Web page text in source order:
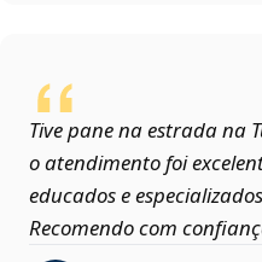
Tive pane na estrada na
o atendimento foi
educados e
Recomendo com